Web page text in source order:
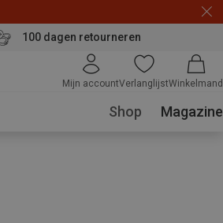
100 dagen retourneren
Mijn accountVerlanglijstWinkelmand
Shop Magazine